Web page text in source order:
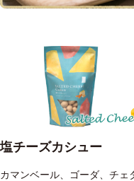
塩チーズカシュー
カマンベール、ゴーダ、チェ